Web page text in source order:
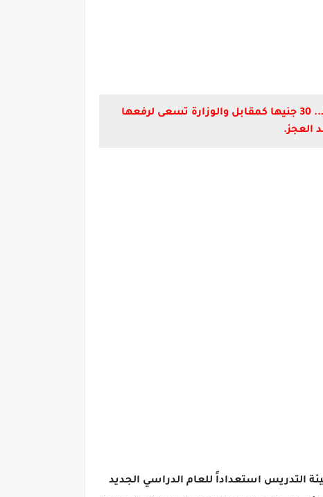
المديريات التعليمية تبدأ إجراءات التعاقد مع المعلمين للعمل بالحصة استعدادا للعام الدراسى الجديد.. 30 جنيها كمقابل والوزارة تسعى لرفعها
التدريس استعداداً للعام الدراسي الجديد